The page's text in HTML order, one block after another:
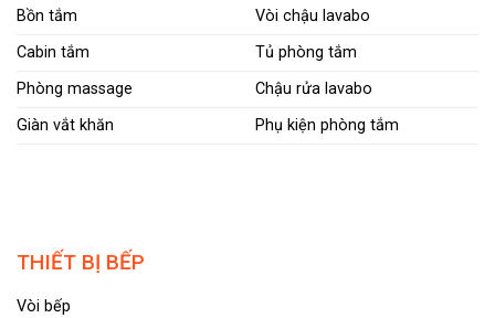
Bồn tắm
Vòi chậu lavabo
Cabin tắm
Tủ phòng tắm
Phòng massage
Chậu rửa lavabo
Giàn vắt khăn
Phụ kiện phòng tắm
THIẾT BỊ BẾP
Vòi bếp